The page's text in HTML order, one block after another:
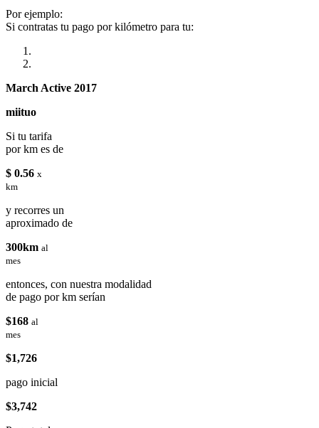
Por ejemplo:
Si contratas tu pago por kilómetro para tu:
March Active 2017
miituo
Si tu tarifa
por km es de
$ 0.56 x
km
y recorres un
aproximado de
300km al
mes
entonces, con nuestra modalidad
de pago por km serían
$168 al
mes
$1,726
pago inicial
$3,742